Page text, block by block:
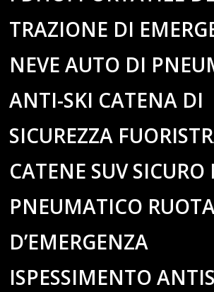
TRAZIONE DI
NEVE AUTO DI
ANTI-SKI CATENA DI
SICUREZZA
CATENE SUV SICURO
PNEUMATICO
D’EMERGENZA
ISPESSIMENTO